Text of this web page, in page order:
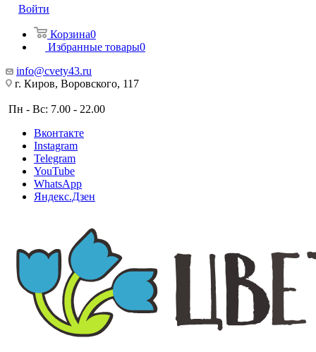
Войти
Корзина0
Избранные товары0
info@cvety43.ru
г. Киров, Воровского, 117
Пн - Вс: 7.00 - 22.00
Вконтакте
Instagram
Telegram
YouTube
WhatsApp
Яндекс.Дзен